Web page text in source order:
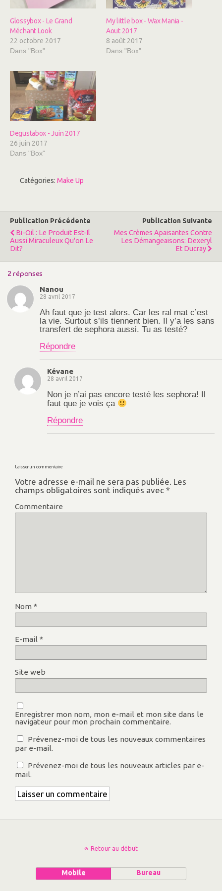
e
r
s
u
r
T
w
i
t
r
o
u
v
e
d
a
n
s
u
n
e
n
e
l
ê
t
r
e
)
e
r
u
r
F
a
c
o
k
(
o
u
v
r
e
d
a
n
s
v
e
n
ê
t
e
Glossybox - Le Grand
Méchant Look
22 octobre 2017
Dans "Box"
My little box - Wax Mania -
Aout 2017
8 août 2017
Dans "Box"
Degustabox - Juin 2017
26 juin 2017
Dans "Box"
Catégories: Make Up
Publication Précédente
Bi-Oil : Le Produit Est-Il
Aussi Miraculeux Qu'on Le
Dit?
Publication Suivante
Mes Crèmes Apaisantes Contre
Les Démangeaisons: Dexeryl
Et Ducray
2 réponses
Nanou
28 avril 2017
Ah faut que je test alors. Car les ral mat c’est
la vie. Surtout s’ils tiennent bien. Il y’a les sans
transfert de sephora aussi. Tu as testé?
Répondre
Kévane
28 avril 2017
Non je n’ai pas encore testé les sephora! Il
faut que je vois ça
Répondre
Laisser un commentaire
Votre adresse e-mail ne sera pas publiée. Les
champs obligatoires sont indiqués avec *
Commentaire
Nom *
E-mail *
Site web
Enregistrer mon nom, mon e-mail et mon site dans le
navigateur pour mon prochain commentaire.
Prévenez-moi de tous les nouveaux commentaires
par e-mail.
Prévenez-moi de tous les nouveaux articles par e-
mail.
Retour au début
Mobile Bureau